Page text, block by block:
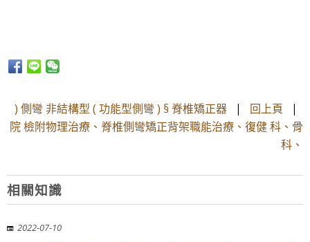
) 側彎 非結構型 ( 功能型側彎 ) § 脊椎矯正器 | 回上頁 |
院 檢附物理治療、脊椎側彎矯正背架職能治療、復健 科、骨
科、
相關知識
2022-07-10